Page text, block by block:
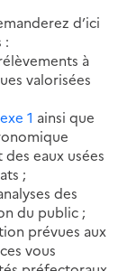
d’ici
:
à
valorisées
1 ainsi que
eaux usées
;
des
du public ;
prévues aux
vous